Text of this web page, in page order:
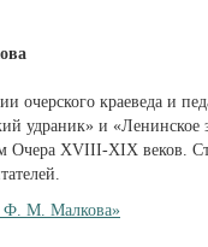
очерского краеведа и
удраник» и
Очера XVIII-XIX веков.
Ф. М. Малкова»